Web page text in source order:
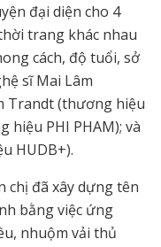
đại diện cho 4
trang khác nhau
cách, độ tuổi, sở
sĩ Mai Lâm
Trandt (thương hiệu
hiệu PHI PHAM); và
HUDB+).
chị đã xây dựng tên
bằng việc ứng
nhuộm vải thủ